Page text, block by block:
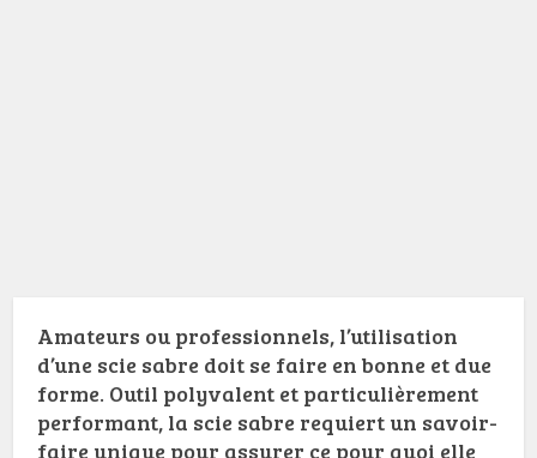
Amateurs ou professionnels, l’utilisation
d’une scie sabre doit se faire en bonne et due
forme. Outil polyvalent et particulièrement
performant, la scie sabre requiert un savoir-
faire unique pour assurer ce pour quoi elle